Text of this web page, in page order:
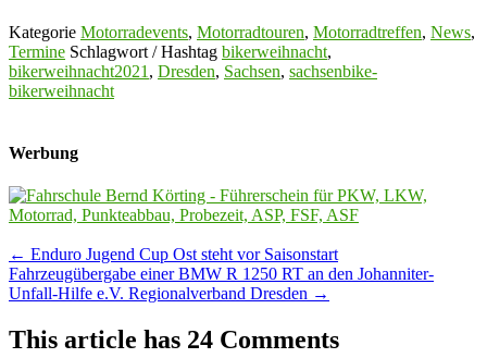
Kategorie Motorradevents, Motorradtouren, Motorradtreffen, News,
Termine Schlagwort / Hashtag bikerweihnacht,
bikerweihnacht2021 , Dresden, Sachsen, sachsenbike-
bikerweihnacht
Werbung
Post
navigation
← Enduro Jugend Cup Ost steht vor Saisonstart
Fahrzeugübergabe einer BMW R 1250 RT an den Johanniter-
Unfall-Hilfe e.V. Regionalverband Dresden →
This article has 24 Comments